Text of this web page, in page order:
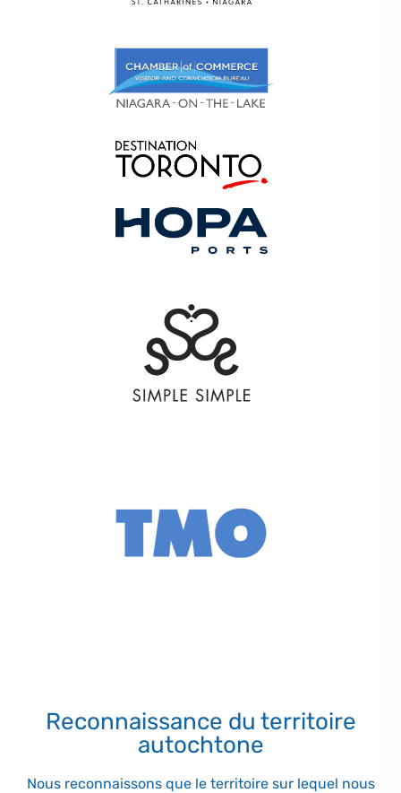
Reconnaissance du territoire
autochtone
Nous reconnaissons que le territoire sur lequel nous